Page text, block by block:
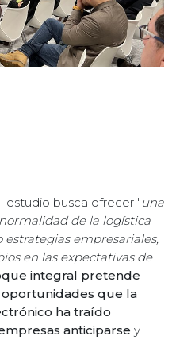
estudio busca ofrecer "una
de la logística
empresariales,
en las expectativas de
integral pretende
que la
ha traído
anticiparse y